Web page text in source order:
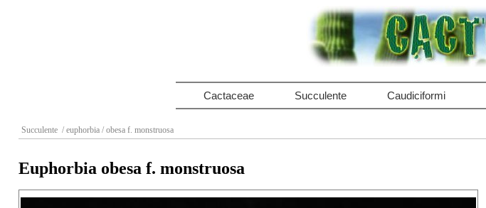
Cactaceae Succulente Caudiciformi
Succulente / euphorbia / obesa f. monstruosa
Euphorbia obesa f. monstruosa